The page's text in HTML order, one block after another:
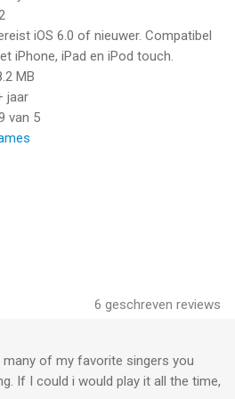
te komen wie is de
coulbaux is een app voor iPhone,
versie 6.0 of hoger, geschikt
met leeftijden vanaf
iOS 6.0 of nieuwer. Compatibel
iPhone, iPad en iPod touch.
MB
jaar
van 5
6 geschreven reviews
of my favorite singers you
If I could i would play it all the time,